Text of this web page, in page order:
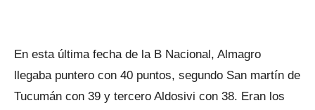
En esta última fecha de la B Nacional, Almagro
llegaba puntero con 40 puntos, segundo San martín de
Tucumán con 39 y tercero Aldosivi con 38. Eran los